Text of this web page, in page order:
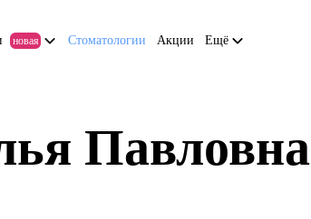
новая Стоматологии Акции Ещё
Павловна